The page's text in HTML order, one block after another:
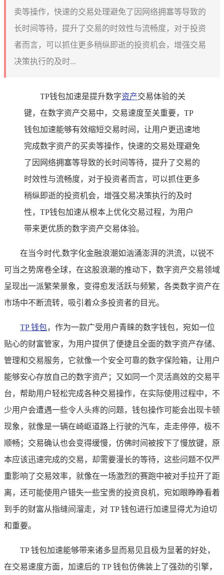
卖等操作，快速的交易处理避免了因网络拥塞等导致的
长时间等待，提升了交易的时效性与流畅度，对于投资
者而言，可以抓住更多稍纵即逝的投资机会，增强交易
决策执行的及时...
TP钱包加速是提升数字资产交易体验的关
键，在数字资产交易中，交易速度至关重要，TP
钱包加速能够有效缩短交易时间，让用户更迅速地
完成数字资产的买卖等操作，快速的交易处理避免
了因网络拥塞等导致的长时间等待，提升了交易的
时效性与流畅度，对于投资者而言，可以抓住更多
稍纵即逝的投资机会，增强交易决策执行的及时
性，TP钱包加速从根本上优化交易过程，为用户
带来更优质的数字资产交易体验。
在当今时代,数字化金融浪潮如汹涌澎湃的洪流，以锐不
可当之势席卷全球，在这股浪潮的推动下，数字资产交易领域
呈现出一派繁荣景象，变得愈发活跃与频繁，各类数字资产在
市场中不断流转，吸引着众多投资者的目光。
TP 钱包，作为一款广受用户青睐的数字钱包，宛如一位
贴心的财富管家，为用户提供了便捷且全面的数字资产存储、
管理和交易服务，它就像一个安全可靠的数字保险箱，让用户
能够安心存放自己的数字资产；又如同一个灵活高效的交易平
台，帮助用户轻松完成各种交易操作，在实际使用过程中，不
少用户会遭遇一些令人头疼的问题，钱包操作可能会出现卡顿
现象，就像是一辆在崎岖道路上行驶的汽车，走走停停，极不
顺畅；交易确认也会变得缓慢，仿佛时间被按下了慢放键，原
本应该迅速完成的交易，却需要漫长的等待，这些问题不仅严
重影响了交易效率，就像在一场激烈的赛跑中被对手拉开了距
离，还可能使用户错失一些宝贵的投资良机，宛如眼睁睁看着
到手的财富从指缝间溜走，对 TP 钱包进行加速显得尤为迫切
和重要。
TP 钱包加速能够带来诸多显而易见且极为显著的好处，
在交易速度方面，加速后的 TP 钱包仿佛装上了强劲的引擎，